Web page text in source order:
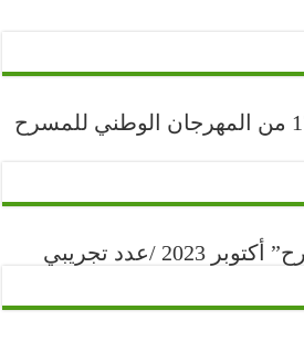
لتحميل دليل الدورة 17 من المهرجان الوطني للمسرح
/عدد تجريبي